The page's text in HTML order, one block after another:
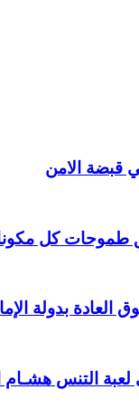
قبضة الامن
كل
بدولة
التنس هشـام